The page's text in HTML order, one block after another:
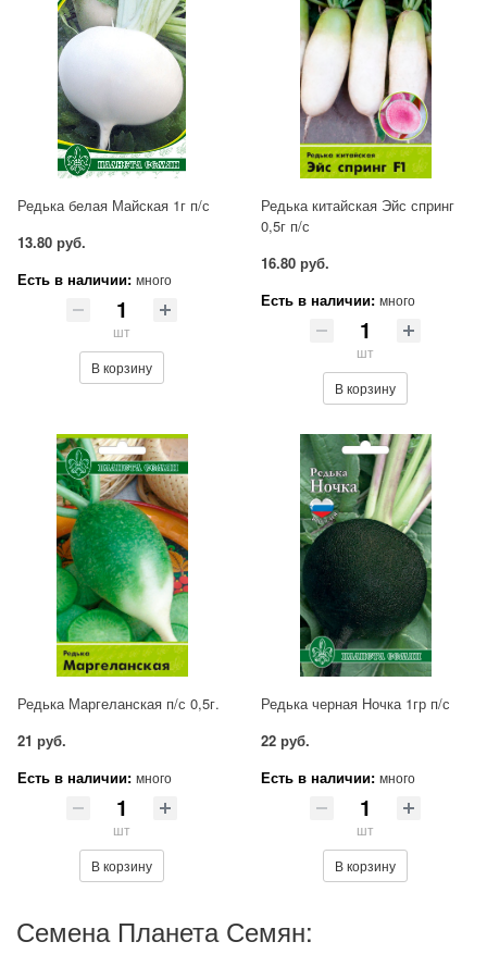
Редька белая Майская 1г п/с
13.80 руб.
Есть в наличии: много
шт
В корзину
Редька китайская Эйс спринг
0,5г п/с
16.80 руб.
Есть в наличии: много
шт
В корзину
Редька Маргеланская п/с 0,5г.
21 руб.
Есть в наличии: много
шт
В корзину
Редька черная Ночка 1гр п/с
22 руб.
Есть в наличии: много
шт
В корзину
Семена Планета Семян: